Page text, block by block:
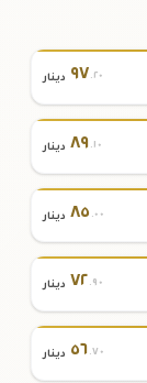
٩٧.٢٠ دينار
٨٩.١٠ دينار
٨٥ .٠٠ دينار
٧٢.٩٠ دينار
٥٦.٧٠ دينار